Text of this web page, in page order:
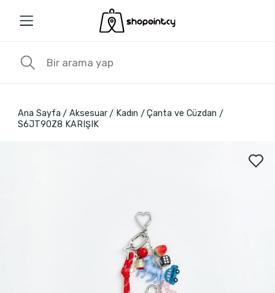
Ana Sayfa Aksesuar Kadın
Çanta ve Cüzdan
S6JT90Z8 KARIŞIK